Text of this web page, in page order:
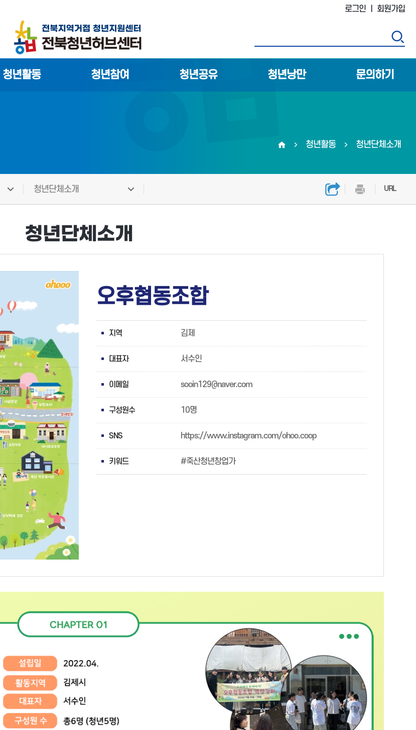
로그인 회원가입
검
청년활동 청년참여 청년공유 청년낭만 문의하기
청년활동 청년단체소개
청년단체소개 URL
청년단체소개
오후협동조합
지역 김제
대표자 서수인
이메일 sooin129@naver.com
구성원수 10명
SNS https://www.instagram.com/ohoo.coop
키워드 #죽산청년창업가